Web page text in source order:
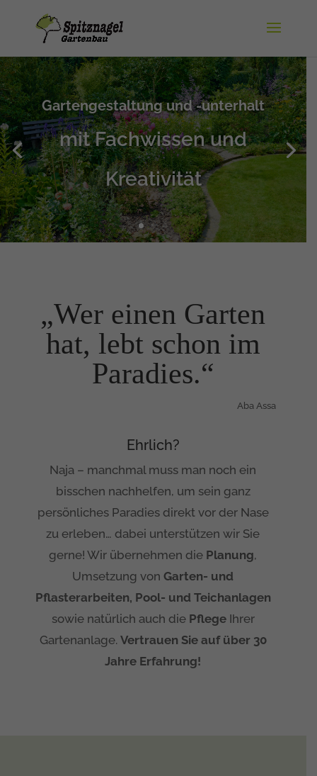
Gartengestaltung und -unterhalt
mit Fachwissen und
Kreativität
„Wer einen Garten
hat, lebt schon im
Paradies.“
Aba Assa
Ehrlich?
Naja – manchmal muss man noch ein
bisschen nachhelfen, um sein ganz
persönliches Paradies direkt vor der Nase
zu erleben… dabei unterstützen wir Sie
gerne! Wir übernehmen die Planung,
Umsetzung vonGarten- und
Pflasterarbeiten, Pool- und Teichanlagen
sowie natürlich auch die PflegeIhrer
Gartenanlage. Vertrauen Sie auf über 30
Jahre Erfahrung!